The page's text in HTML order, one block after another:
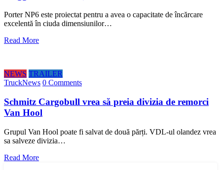
Porter NP6 este proiectat pentru a avea o capacitate de încărcare
excelentă în ciuda dimensiunilor…
Read More
NEWS TRAILER
TruckNews 0 Comments
Schmitz Cargobull vrea să preia divizia de remorci
Van Hool
Grupul Van Hool poate fi salvat de două părți. VDL-ul olandez vrea
sa salveze divizia…
Read More